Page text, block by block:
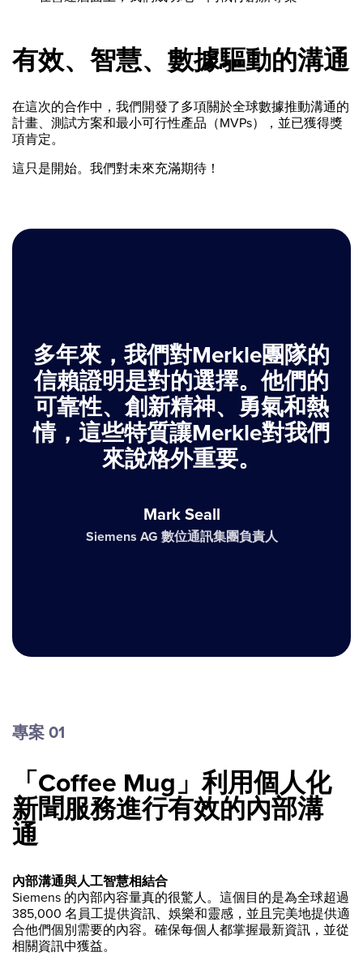
有效、智慧、數據驅動的溝通
在這次的合作中，我們開發了多項關於全球數據推動溝通的
計畫、測試方案和最小可行性產品（MVPs），並已獲得獎
項肯定。
這只是開始。我們對未來充滿期待！
多年來，我們對Merkle團隊的
信賴證明是對的選擇。他們的
可靠性、創新精神、勇氣和熱
情，這些特質讓Merkle對我們
來說格外重要。
Mark Seall
Siemens AG 數位通訊集團負責人
專案 01
「Coffee Mug」利用個人化
新聞服務進行有效的內部溝
通
內部溝通與人工智慧相結合
Siemens 的內部內容量真的很驚人。這個目的是為全球超過
385,000 名員工提供資訊、娛樂和靈感，並且完美地提供適
合他們個別需要的內容。確保每個人都掌握最新資訊，並從
相關資訊中獲益。